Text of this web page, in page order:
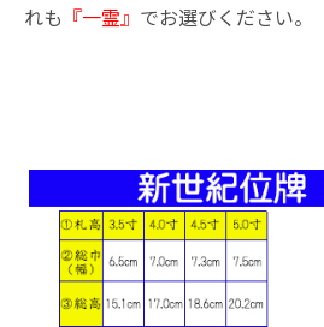
れも 『一霊』 でお選びください。